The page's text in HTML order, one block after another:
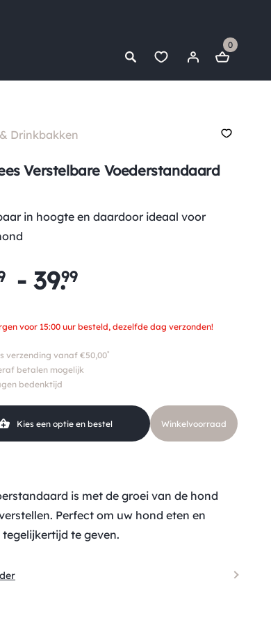
0
Drinkbakken
Verstelbare Voederstandaard
in hoogte en daardoor ideaal voor
- 39.99
voor 15:00 uur besteld, dezelfde dag verzonden!
verzending vanaf €50,00*
betalen mogelijk
bedenktijd
Kies een optie en bestel Winkelvoorraad
is met de groei van de hond
Perfect om uw hond eten en
te geven.